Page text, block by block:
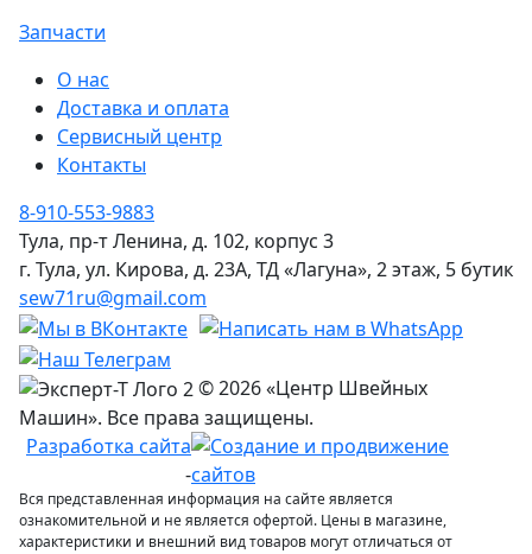
Запчасти
О нас
Доставка и оплата
Сервисный центр
Контакты
8-910-553-9883
Тула, пр-т Ленина, д. 102, корпус 3
г. Тула, ул. Кирова, д. 23А, ТД «Лагуна», 2 этаж, 5 бутик
sew71ru@gmail.com
© 2026 «Центр Швейных
Машин». Все права защищены.
Разработка сайта
-
Вся представленная информация на сайте является
ознакомительной и не является офертой. Цены в магазине,
характеристики и внешний вид товаров могут отличаться от